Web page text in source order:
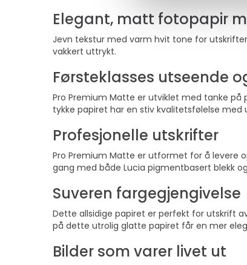
Elegant, matt fotopapir
Jevn tekstur med varm hvit tone for
vakkert uttrykt.
Førsteklasses utseende
Pro Premium Matte er utviklet med tanke
tykke papiret har en stiv kvalitetsfølelse
Profesjonelle utskrifter
Pro Premium Matte er utformet for å levere
gang med både Lucia pigmentbasert blekk
Suveren fargegjengivelse
Dette allsidige papiret er perfekt for utskrift
på dette utrolig glatte papiret får en mer
Bilder som varer livet ut